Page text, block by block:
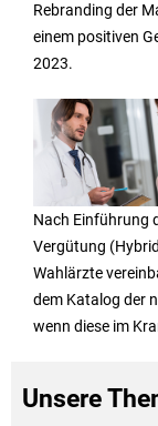
Rebranding der
einem positiven
2023.
Nach Einführung
Vergütung
Wahlärzte
dem Katalog der
wenn diese im
Unsere